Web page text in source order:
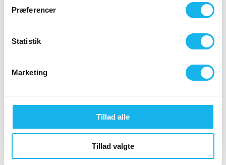
Præferencer
Statistik
Marketing
Tillad alle
Tillad valgte
Hovedvejen 107, 2 2600 Glostrup
CVR: 32890938